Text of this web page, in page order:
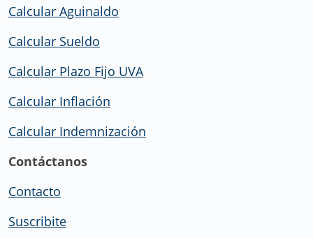
Calcular Aguinaldo
Calcular Sueldo
Calcular Plazo Fijo UVA
Calcular Inflación
Calcular Indemnización
Contáctanos
Contacto
Suscribite